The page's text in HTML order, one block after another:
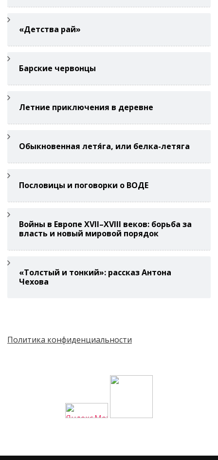
«Детства рай»
Барские червонцы
Летние приключения в деревне
Обыкновенная летя́га, или белка-летяга
Пословицы и поговорки о ВОДЕ
Войны в Европе XVII–XVIII веков: борьба за
власть и новый мировой порядок
«Толстый и тонкий»: рассказ Антона
Чехова
Политика конфиденциальности